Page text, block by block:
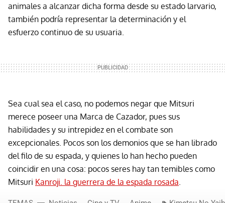
animales a alcanzar dicha forma desde su estado larvario,
también podría representar la determinación y el
esfuerzo continuo de su usuaria.
Sea cual sea el caso, no podemos negar que Mitsuri
merece poseer una Marca de Cazador, pues sus
habilidades y su intrepidez en el combate son
excepcionales. Pocos son los demonios que se han librado
del filo de su espada, y quienes lo han hecho pueden
coincidir en una cosa: pocos seres hay tan temibles como
Mitsuri Kanroji. la guerrera de la espada rosada.